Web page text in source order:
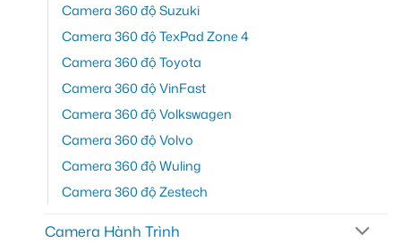
Camera 360 độ Suzuki
Camera 360 độ TexPad Zone 4
Camera 360 độ Toyota
Camera 360 độ VinFast
Camera 360 độ Volkswagen
Camera 360 độ Volvo
Camera 360 độ Wuling
Camera 360 độ Zestech
Camera Hành Trình